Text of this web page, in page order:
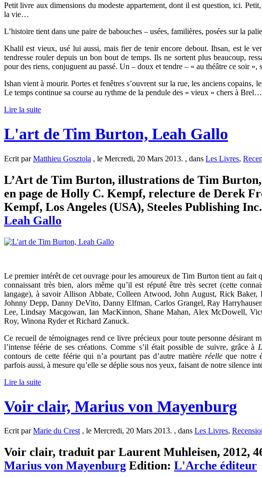
Petit livre aux dimensions du modeste appartement, dont il est question, ici.
la vie…
L’histoire tient dans une paire de babouches – usées, familières, posées sur la
Khalil est vieux, usé lui aussi, mais fier de tenir encore debout. Ihsan, est le
tendresse rouler depuis un bon bout de temps. Ils ne sortent plus beaucoup,
pour des riens, conjuguent au passé. Un – doux et tendre – « au théâtre ce soir
Ishan vient à mourir. Portes et fenêtres s’ouvrent sur la rue, les anciens copains,
Le temps continue sa course au rythme de la pendule des « vieux » chers à Brel…
Lire la suite
L'art de Tim Burton, Leah Gallo
Ecrit parMatthieu Gosztola , le Mercredi, 20 Mars 2013. , dans Les Livres,
L’Art de Tim Burton, illustrations de Tim
en page de Holly C. Kempf, relecture de Derek
Kempf, Los Angeles (USA), Steeles Publishing
Leah Gallo
Le premier intérêt de cet ouvrage pour les amoureux de Tim Burton tient au fait
connaissant très bien, alors même qu’il est réputé être très secret (cette
langage), à savoir Allison Abbate, Colleen Atwood, John August, Rick
Johnny Depp, Danny DeVito, Danny Elfman, Carlos Grangel, Ray
Lee, Lindsay Macgowan, Ian MacKinnon, Shane Mahan, Alex McDowell,
Roy, Winona Ryder et Richard Zanuck.
Ce recueil de témoignages rend ce livre précieux pour toute personne désirant
l’intense féérie de ses créations. Comme s’il était possible de suivre, grâce à
contours de cette féérie qui n’a pourtant pas d’autre matière réelleque notre
parfois aussi, à mesure qu’elle se déplie sous nos yeux, faisant de notre silence
Lire la suite
Voir clair, Marius von Mayenburg
Ecrit parMarie du Crest , le Mercredi, 20 Mars 2013. , dans Les Livres,
Voir clair, traduit par Laurent Muhleisen, 2012,
Marius von Mayenburg Edition: L'Arche éditeur